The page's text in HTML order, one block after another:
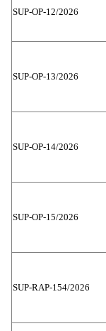
SUP-OP-12/2026
SUP-OP-13/2026
SUP-OP-14/2026
SUP-OP-15/2026
SUP-RAP-154/2026